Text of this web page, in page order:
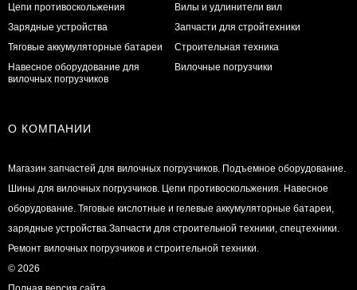
Цепи противоскольжения
Зарядные устройства
Тяговые аккумуляторные батареи
Навесное оборудование для
вилочных погрузчиков
Вилы и удлинители вил
Запчасти для стройтехники
Строительная техника
Вилочные погрузчики
О КОМПАНИИ
Магазин запчастей для вилочных погрузчиков. Подъемное оборудование.
Шины для вилочных погрузчиков. Цепи противоскольжения. Навесное
оборудование. Тяговые кислотные и гелевые аккумуляторные батареи,
зарядные устройства.Запчасти для строительной техники, спецтехники.
Ремонт вилочных погрузчиков и строительной техники.
© 2026